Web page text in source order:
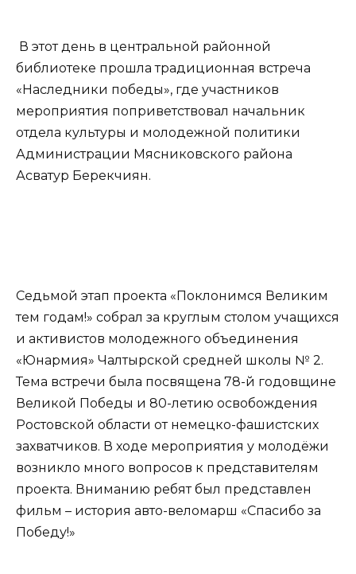
В этот день в центральной районной
библиотеке прошла традиционная встреча
«Наследники победы», где участников
мероприятия поприветствовал начальник
отдела культуры и молодежной политики
Администрации Мясниковского района
Асватур Берекчиян.
Седьмой этап проекта «Поклонимся Великим
тем годам!» собрал за круглым столом учащихся
и активистов молодежного объединения
«Юнармия» Чалтырской средней школы № 2.
Тема встречи была посвящена 78-й годовщине
Великой Победы и 80-летию освобождения
Ростовской области от немецко-фашистских
захватчиков. В ходе мероприятия у молодёжи
возникло много вопросов к представителям
проекта. Вниманию ребят был представлен
фильм – история авто-веломарш «Спасибо за
Победу!»